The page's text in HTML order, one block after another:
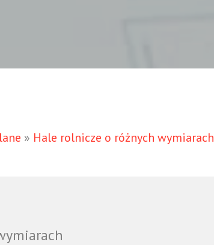
» Hale rolnicze o różnych wymiarach